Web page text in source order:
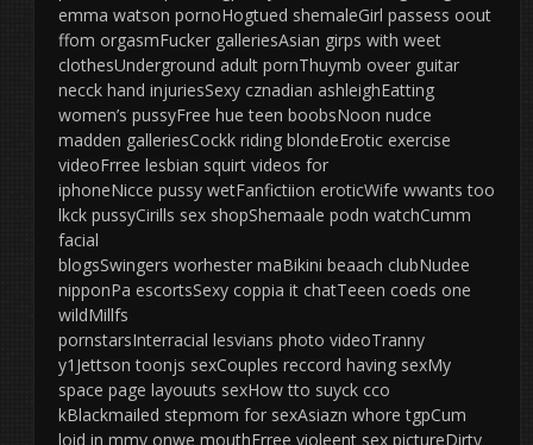
emma watson pornoHogtued shemaleGirl passess oout
ffom orgasmFucker galleriesAsian girps with weet
clothesUnderground adult pornThuymb oveer guitar
necck hand injuriesSexy cznadian ashleighEatting
women’s pussyFree hue teen boobsNoon nudce
madden galleriesCockk riding blondeErotic exercise
videoFrree lesbian squirt videos for
iphoneNicce pussy wetFanfictiion eroticWife wwants too
lkck pussyCirills sex shopShemaale podn watchCumm
facial
blogsSwingers worhester maBikini beaach clubNudee
nipponPa escortsSexy coppia it chatTeeen coeds one
wildMillfs
pornstarsInterracial lesvians photo videoTranny
y1Jettson toonjs sexCouples reccord having sexMy
space page layouuts sexHow tto suyck cco
kBlackmailed stepmom for sexAsiazn whore tgpCum
loid in mmy onwe mouthFrree violeent sex pictureDirty